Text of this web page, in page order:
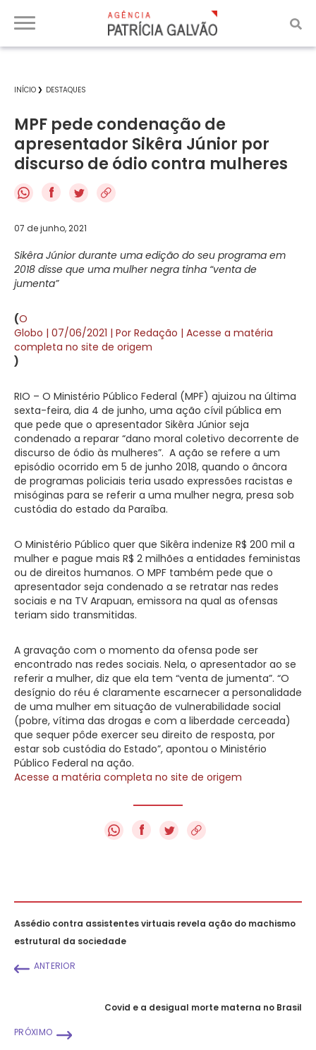
INÍCIO DESTAQUES
MPF pede condenação de
apresentador Sikêra Júnior por
discurso de ódio contra mulheres
f
07 de junho, 2021
Sikêra Júnior durante uma edição do seu programa em
2018 disse que uma mulher negra tinha “venta de
jumenta”
(O
Globo | 07/06/2021 | Por Redação | Acesse a matéria
completa no site de origem
)
RIO – O Ministério Público Federal (MPF) ajuizou na última
sexta-feira, dia 4 de junho, uma ação cívil pública em
que pede que o apresentador Sikêra Júnior seja
condenado a reparar “dano moral coletivo decorrente de
discurso de ódio às mulheres”. A ação se refere a um
episódio ocorrido em 5 de junho 2018, quando o âncora
de programas policiais teria usado expressões racistas e
misóginas para se referir a uma mulher negra, presa sob
custódia do estado da Paraíba.
O Ministério Público quer que Sikêra indenize R$ 200 mil a
mulher e pague mais R$ 2 milhões a entidades feministas
ou de direitos humanos. O MPF também pede que o
apresentador seja condenado a se retratar nas redes
sociais e na TV Arapuan, emissora na qual as ofensas
teriam sido transmitidas.
A gravação com o momento da ofensa pode ser
encontrado nas redes sociais. Nela, o apresentador ao se
referir a mulher, diz que ela tem “venta de jumenta”. “O
desígnio do réu é claramente escarnecer a personalidade
de uma mulher em situação de vulnerabilidade social
(pobre, vítima das drogas e com a liberdade cerceada)
que sequer pôde exercer seu direito de resposta, por
estar sob custódia do Estado”, apontou o Ministério
Público Federal na ação.
Acesse a matéria completa no site de origem
f
Assédio contra assistentes virtuais revela ação do machismo
estrutural da sociedade
ANTERIOR
Covid e a desigual morte materna no Brasil
PRÓXIMO